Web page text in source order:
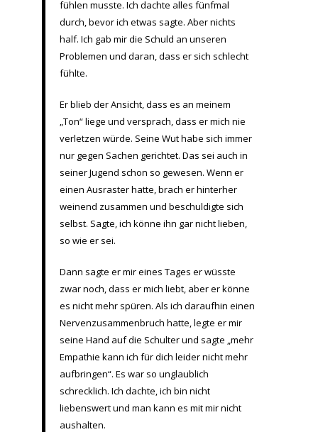
fühlen musste. Ich dachte alles fünfmal
durch, bevor ich etwas sagte. Aber nichts
half. Ich gab mir die Schuld an unseren
Problemen und daran, dass er sich schlecht
fühlte.
Er blieb der Ansicht, dass es an meinem
„Ton“ liege und versprach, dass er mich nie
verletzen würde. Seine Wut habe sich immer
nur gegen Sachen gerichtet. Das sei auch in
seiner Jugend schon so gewesen. Wenn er
einen Ausraster hatte, brach er hinterher
weinend zusammen und beschuldigte sich
selbst. Sagte, ich könne ihn gar nicht lieben,
so wie er sei.
Dann sagte er mir eines Tages er wüsste
zwar noch, dass er mich liebt, aber er könne
es nicht mehr spüren. Als ich daraufhin einen
Nervenzusammenbruch hatte, legte er mir
seine Hand auf die Schulter und sagte „mehr
Empathie kann ich für dich leider nicht mehr
aufbringen“. Es war so unglaublich
schrecklich. Ich dachte, ich bin nicht
liebenswert und man kann es mit mir nicht
aushalten.